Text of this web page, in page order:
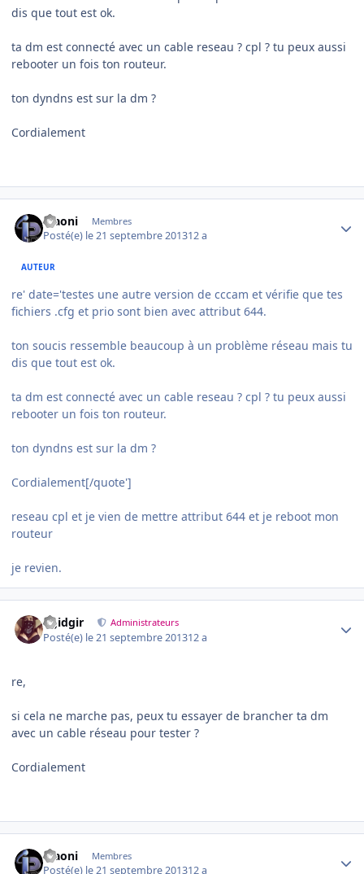
dis que tout est ok.
ta dm est connecté avec un cable reseau ? cpl ? tu peux aussi
rebooter un fois ton routeur.
ton dyndns est sur la dm ?
Cordialement
Maoni Membres
Posté(e) le 21 septembre 201312 a
AUTEUR
re' date='testes une autre version de cccam et vérifie que tes
fichiers .cfg et prio sont bien avec attribut 644.
ton soucis ressemble beaucoup à un problème réseau mais tu
dis que tout est ok.
ta dm est connecté avec un cable reseau ? cpl ? tu peux aussi
rebooter un fois ton routeur.
ton dyndns est sur la dm ?
Cordialement[/quote']
reseau cpl et je vien de mettre attribut 644 et je reboot mon
routeur
je revien.
dgidgir Administrateurs
Posté(e) le 21 septembre 201312 a
re,
si cela ne marche pas, peux tu essayer de brancher ta dm
avec un cable réseau pour tester ?
Cordialement
Maoni Membres
Posté(e) le 21 septembre 201312 a